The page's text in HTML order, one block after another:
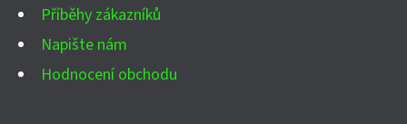
Příběhy zákazníků
Napište nám
Hodnocení obchodu